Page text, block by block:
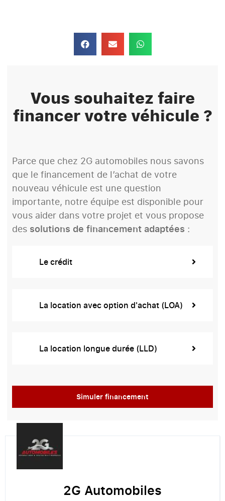
Vous souhaitez faire
financer votre véhicule ?
Parce que chez 2G automobiles nous savons
que le financement de l’achat de votre
nouveau véhicule est une question
importante, notre équipe est disponible pour
vous aider dans votre projet et vous propose
des solutions de financement adaptées :
Le crédit
La location avec option d'achat (LOA)
La location longue durée (LLD)
Simuler financement
2G Automobiles